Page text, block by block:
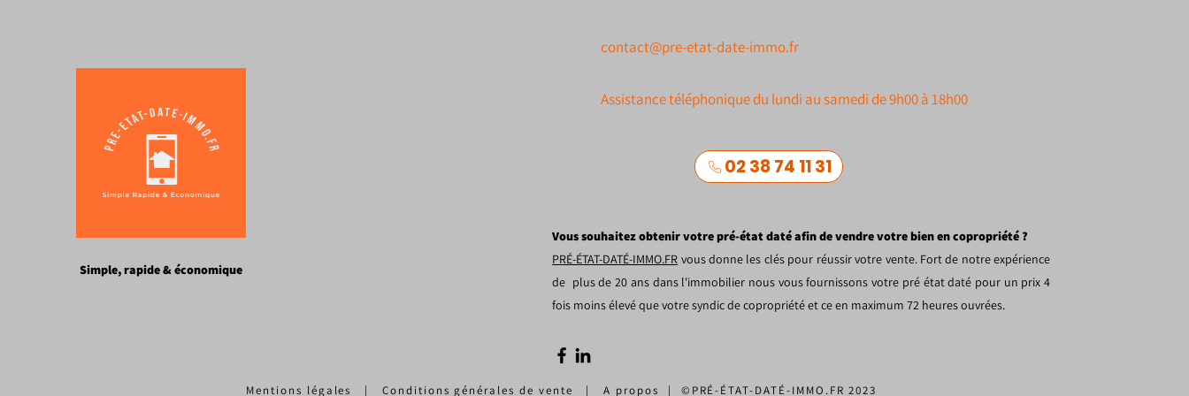
Simple, rapide & économique
contact@pre-etat-date-immo.fr
Assistance téléphonique du lundi au samedi de 9h00 à 18h00
02 38 74 11 31
Vous souhaitez obtenir votre pré-état daté afin de vendre votre bien en copropriété ?
PRÉ-ÉTAT-DATÉ-IMMO.FR vous donne les clés pour réussir votre vente. Fort de notre expérience
de plus de 20 ans dans l'immobilier nous vous fournissons votre pré état daté pour un prix 4
fois moins élevé que votre syndic de copropriété et ce en maximum 72 heures ouvrées.
Mentions légales |Conditions générales de vente |A propos | ©PRÉ-ÉTAT-DATÉ-IMMO.FR 2023